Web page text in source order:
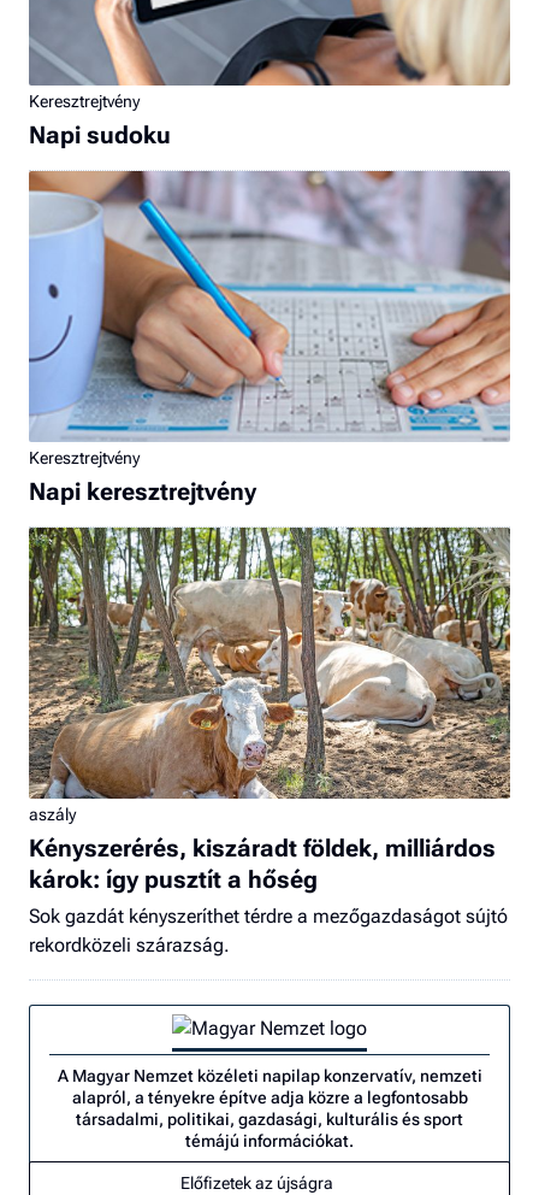
Keresztrejtvény
Napi sudoku
Keresztrejtvény
Napi keresztrejtvény
aszály
Kényszerérés, kiszáradt földek, milliárdos
károk: így pusztít a hőség
Sok gazdát kényszeríthet térdre a mezőgazdaságot sújtó
rekordközeli szárazság.
A Magyar Nemzet közéleti napilap konzervatív, nemzeti
alapról, a tényekre építve adja közre a legfontosabb
társadalmi, politikai, gazdasági, kulturális és sport
témájú információkat.
Előfizetek az újságra